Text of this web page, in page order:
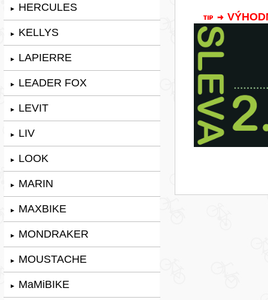
► HERCULES
► KELLYS
► LAPIERRE
► LEADER FOX
► LEVIT
► LIV
► LOOK
► MARIN
► MAXBIKE
► MONDRAKER
► MOUSTACHE
► MaMiBIKE